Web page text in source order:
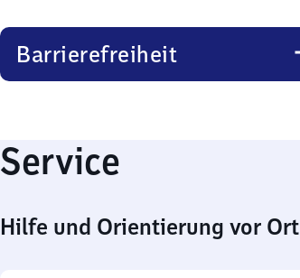
Barrierefreiheit
Service
Hilfe und Orientierung vor Ort